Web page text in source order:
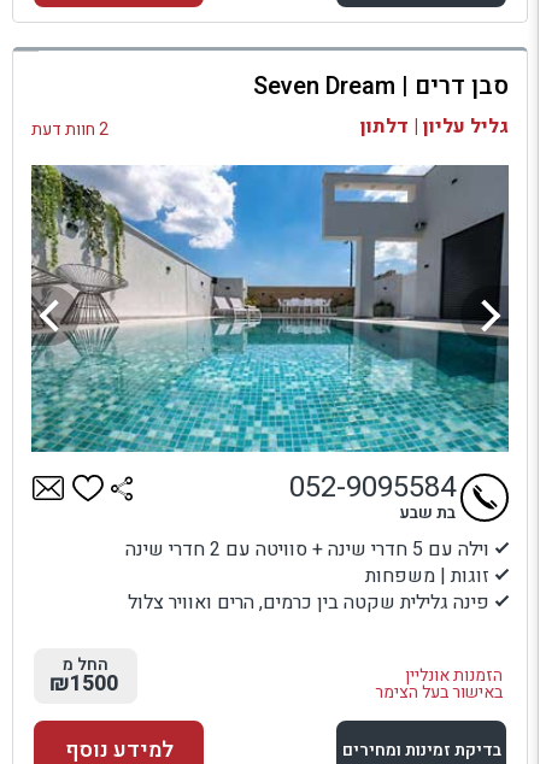
למתחם זה
בדיקת זמינות ומחירים
סבן דרים | Seven Dream
גליל עליון | דלתון 2 חוות דעת
וילה עם 5 חדרי שינה + סוויטה עם 2 חדרי שינה
זוגות | משפחות
פינה גלילית שקטה בין כרמים, הרים ואוויר צלול
הזמנות אונליין
באישור בעל הצימר
052-9095584
בת שבע
החל מ
₪1500
בדיקת זמינות ומחירים למידע נוסף